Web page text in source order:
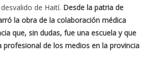
de Haití. Desde la patria de
la obra de la colaboración médica
que, sin dudas, fue una escuela y que
de los medios en la provincia